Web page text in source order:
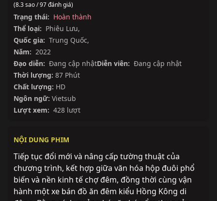
(8.3 sao / 97 đánh giá)
Trạng thái: Hoàn thành
Thể loại: Phiêu Lưu,
Quốc gia: Trung Quốc,
Năm: 2022
Đạo diễn: Đang cập nhậtDiễn viên: Đang cập nhật
Thời lượng: 87 Phút
Chất lượng: HD
Ngôn ngữ: Vietsub
Lượt xem: 428 lượt
NỘI DUNG PHIM
Tiếp tục đổi mới và nâng cấp tường thuật của
chương trình, kết hợp giữa văn hóa hộp đuôi phổ
biến và nền kinh tế chợ đêm, đồng thời cùng vận
hành một xe bán đồ ăn đêm kiểu Hồng Kông di